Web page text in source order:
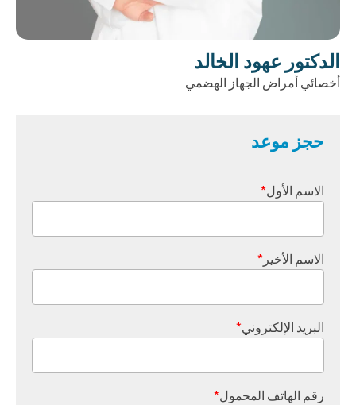
الدكتور عهود الخالد
أخصائي أمراض الجهاز الهضمي
حجز موعد
الاسم الأول*
الاسم الأخير *
البريد الإلكتروني*
رقم الهاتف المحمول*